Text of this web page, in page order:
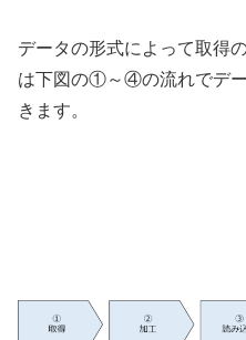
データの形式によって取得
は下図の①～④の流れでデ
きます。